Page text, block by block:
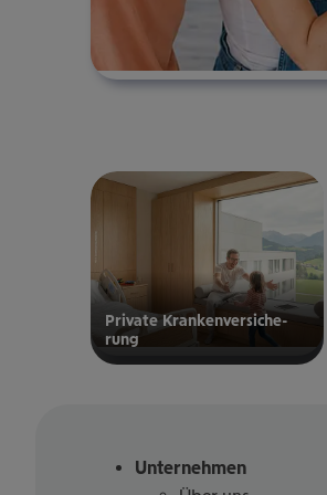
Private Kran­ken­­­ver­si­che­
rung
zur privaten
Unternehmen